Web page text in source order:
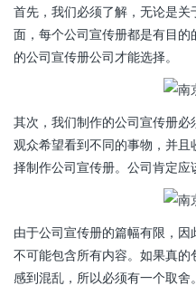
首先，我们必须了解，无论是
面，每个公司宣传册都是有目
的公司宣传册公司才能选择。
其次，我们制作的公司宣传册
观众希望看到不同的事物，并
择制作公司宣传册。公司肯定应
由于公司宣传册的篇幅有限，因
不可能包含所有内容。如果真
感到混乱，所以必须有一个取舍。